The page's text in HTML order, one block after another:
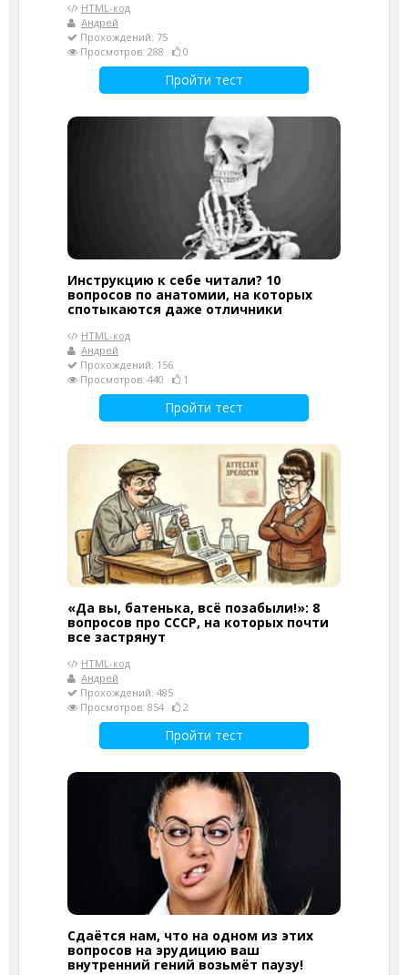
HTML-код
Андрей
Прохождений: 75
Просмотров: 288
0
Пройти тест
Инструкцию к себе читали? 10
вопросов по анатомии, на которых
спотыкаются даже отличники
HTML-код
Андрей
Прохождений: 156
Просмотров: 440
1
Пройти тест
«Да вы, батенька, всё позабыли!»: 8
вопросов про СССР, на которых почти
все застрянут
HTML-код
Андрей
Прохождений: 485
Просмотров: 854
2
Пройти тест
Сдаётся нам, что на одном из этих
вопросов на эрудицию ваш
внутренний гений возьмёт паузу!